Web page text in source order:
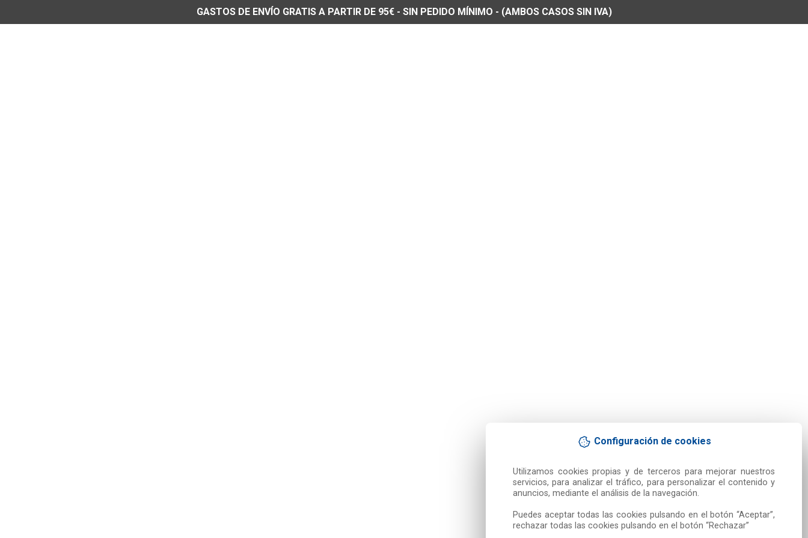
Configuración de cookies
Utilizamos cookies propias y de terceros para mejorar nuestros
servicios, para analizar el tráfico, para personalizar el contenido y
anuncios, mediante el análisis de la navegación.
Puedes aceptar todas las cookies pulsando en el botón “Aceptar”,
rechazar todas las cookies pulsando en el botón “Rechazar”
GASTOS DE ENVÍO GRATIS A PARTIR DE 95€ - SIN PEDIDO MÍNIMO - (AMBOS CASOS SIN IVA)